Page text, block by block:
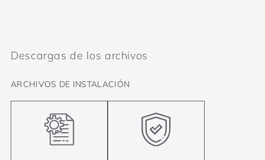
Descargas de los archivos
ARCHIVOS DE INSTALACIÓN